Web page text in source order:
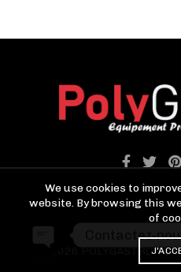
© 2026POLYGASTRO
We use cookies to
website. By browsing this
of
Contactez-